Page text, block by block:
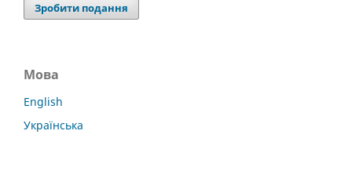
Зробити подання
Мова
English
Українська